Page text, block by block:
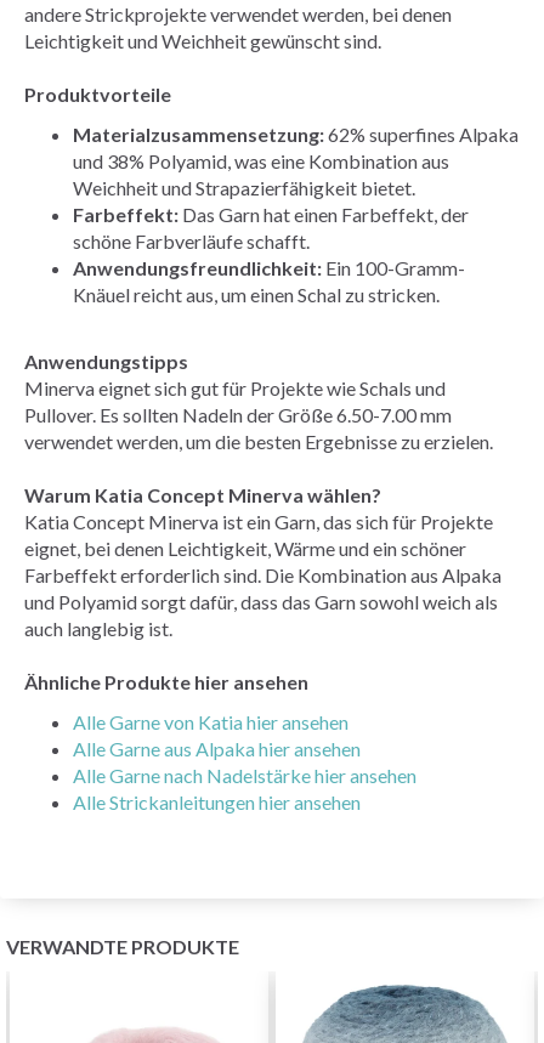
andere Strickprojekte verwendet werden, bei denen
Leichtigkeit und Weichheit gewünscht sind.
Produktvorteile
Materialzusammensetzung:62% superfines Alpaka
und 38% Polyamid, was eine Kombination aus
Weichheit und Strapazierfähigkeit bietet.
Farbeffekt: Das Garn hat einen Farbeffekt, der
schöne Farbverläufe schafft.
Anwendungsfreundlichkeit: Ein 100-Gramm-
Knäuel reicht aus, um einen Schal zu stricken.
Anwendungstipps
Minerva eignet sich gut für Projekte wie Schals und
Pullover. Es sollten Nadeln der Größe 6.50-7.00 mm
verwendet werden, um die besten Ergebnisse zu erzielen.
Warum Katia Concept Minerva wählen?
Katia Concept Minerva ist ein Garn, das sich für Projekte
eignet, bei denen Leichtigkeit, Wärme und ein schöner
Farbeffekt erforderlich sind. Die Kombination aus Alpaka
und Polyamid sorgt dafür, dass das Garn sowohl weich als
auch langlebig ist.
Ähnliche Produkte hier ansehen
Alle Garne von Katia hier ansehen
Alle Garne aus Alpaka hier ansehen
Alle Garne nach Nadelstärke hier ansehen
Alle Strickanleitungen hier ansehen
VERWANDTE PRODUKTE